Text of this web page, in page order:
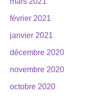
février 2021
janvier 2021
décembre 2020
novembre 2020
octobre 2020